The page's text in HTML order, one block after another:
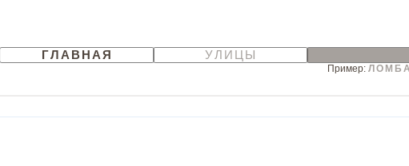
ГЛАВНАЯ УЛИЦЫ
Пример: